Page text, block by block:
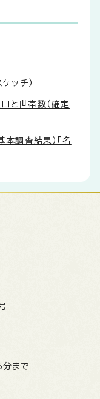
ッチ）
と世帯数（確定
調査結果）「名
まで